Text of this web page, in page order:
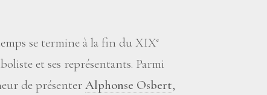
se termine à la fin du XIXe
et ses représentants. Parmi
de présenterAlphonse Osbert,